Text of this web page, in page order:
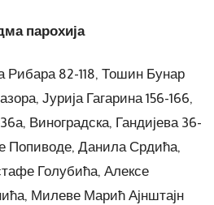
парохија
Рибара 82-118, Тошин Бунар
Јурија Гагарина 156-166,
Виноградска, Гандијева 36-
Попиводе, Данила Срдића,
Голубића, Алексе
Милеве Марић Ајнштајн